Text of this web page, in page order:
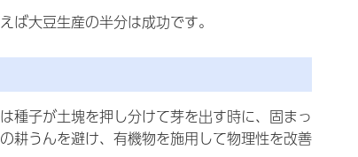
大豆生産の半分は成功です。
種子が土塊を押し分けて芽を出す時に、固まっ
耕うんを避け、有機物を施用して物理性を改善